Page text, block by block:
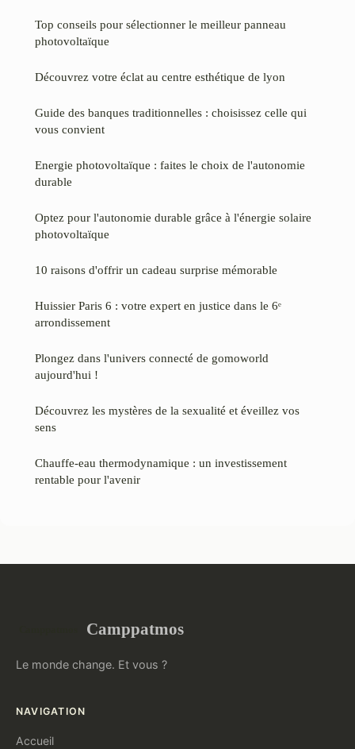
Top conseils pour sélectionner le meilleur panneau
photovoltaïque
Découvrez votre éclat au centre esthétique de lyon
Guide des banques traditionnelles : choisissez celle qui
vous convient
Energie photovoltaïque : faites le choix de l'autonomie
durable
Optez pour l'autonomie durable grâce à l'énergie solaire
photovoltaïque
10 raisons d'offrir un cadeau surprise mémorable
Huissier Paris 6 : votre expert en justice dans le 6ᵉ
arrondissement
Plongez dans l'univers connecté de gomoworld
aujourd'hui !
Découvrez les mystères de la sexualité et éveillez vos
sens
Chauffe-eau thermodynamique : un investissement
rentable pour l'avenir
Camppatmos
Le monde change. Et vous ?
NAVIGATION
Accueil